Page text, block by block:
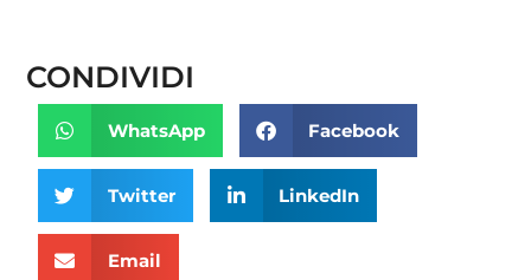
CONDIVIDI
WhatsApp Facebook
Twitter LinkedIn
Email